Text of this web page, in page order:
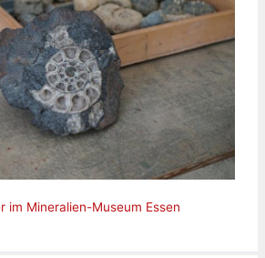
im Mineralien-Museum Essen